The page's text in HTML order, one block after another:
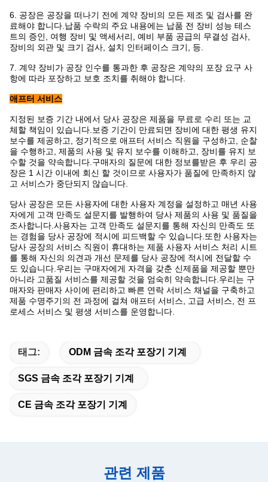
6. 공장은 공장을 떠나기 전에 계약 장비의 모든 제조 및 검사를 완
료해야 합니다.납품 수락의 주요 내용에는 납품 전 장비 성능 테스
트의 증인, 여행 장비 및 액세서리, 예비 부품 공급의 무결성 검사,
장비의 외관 및 크기 검사, 설치 인터페이스 크기, 등.
7. 계약 장비가 공장 인수를 통과한 후 공장은 계약의 포장 요구 사
항에 따라 포장하고 보호 조치를 취해야 합니다.
애프터 서비스
지정된 보증 기간 내에서 당사 공장은 제품을 무료로 수리 또는 교
체할 책임이 있습니다.보증 기간이 만료되면 장비에 대한 평생 유지
보수를 제공하고, 정기적으로 애프터 서비스 직원을 구성하고, 순찰
을 수행하고, 제품의 사용 및 유지 보수를 이해하고, 장비를 유지 보
수할 것을 약속합니다.구매자의 질문에 대한 정보를받은 후 우리 공
장은 1 시간 이내에 회신 할 것이므로 사용자가 품질에 만족하지 않
고 서비스가 중단되지 않습니다.
당사 공장은 모든 사용자에 대한 사용자 계정을 설정하고 매년 사용
자에게 고객 만족도 설문지를 발행하여 당사 제품의 사용 및 품질을
조사합니다.사용자는 고객 만족도 설문지를 통해 자신의 만족도 또
는 경험을 당사 공장에 적시에 피드백할 수 있습니다.또한 사용자는
당사 공장의 서비스 직원이 휴대하는 제품 사용자 서비스 처리 시트
를 통해 자신의 의견과 개선 문제를 당사 공장에 적시에 전달할 수
도 있습니다.우리는 구매자에게 자격을 갖춘 신제품을 제공할 뿐만
아니라 고품질 서비스를 제공할 것을 엄숙히 약속합니다.우리는 구
매자와 판매자 사이에 편리하고 빠른 연락 서비스 채널을 구축하고
제품 수명주기의 전 과정에 걸쳐 애프터 서비스, 고급 서비스, 전 프
로세스 서비스 및 평생 서비스를 운영합니다.
태그: ODM 금속 조각 포장기 기계
SGS 금속 조각 포장기 기계
CE 금속 조각 포장기 기계
관련 제품